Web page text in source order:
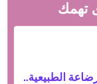
تهمك
الطبيعية..